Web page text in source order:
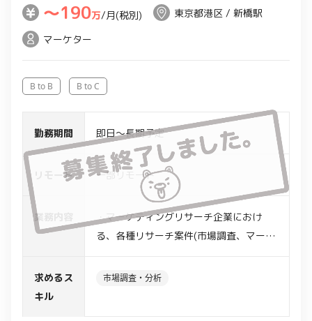
〜190万/月(税別)
東京都港区 / 新橋駅
マーケター
B to B B to C
勤務期間 即日～長期予定
リモート 一部リモート
業務内容
・マーケティングリサーチ企業におけ
る、各種リサーチ案件(市場調査、マーケ
め
求めるス
キル
市場調査・分析